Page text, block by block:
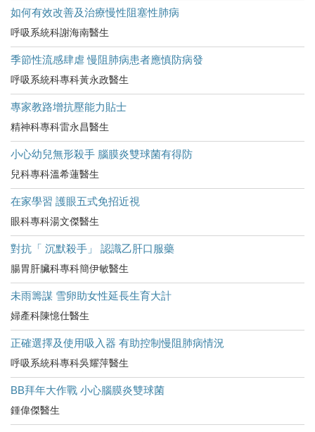
如何有效改善及治療慢性阻塞性肺病
呼吸系統科謝海南醫生
季節性流感肆虐 慢阻肺病患者應慎防病發
呼吸系統科專科黃永政醫生
專家教路增抗壓能力貼士
精神科專科雷永昌醫生
小心幼兒無形殺手 腦膜炎雙球菌有得防
兒科專科溫希蓮醫生
在家學習 護眼五式免招近視
眼科專科湯文傑醫生
對抗「 沉默殺手」 認識乙肝口服藥
腸胃肝臟科專科簡伊敏醫生
未雨籌謀 雪卵助女性延長生育大計
婦產科陳憶仕醫生
正確選擇及使用吸入器 有助控制慢阻肺病情況
呼吸系統科專科吳耀萍醫生
BB拜年大作戰 小心腦膜炎雙球菌
鍾偉傑醫生